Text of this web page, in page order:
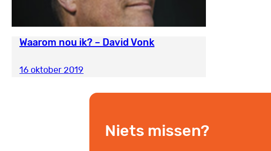
Waarom nou ik? – David Vonk
16 oktober 2019
Niets missen?